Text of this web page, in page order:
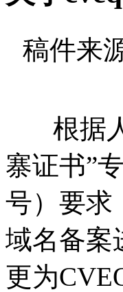
稿件来
根据
寨证书”
号）要求
域名备案
更为